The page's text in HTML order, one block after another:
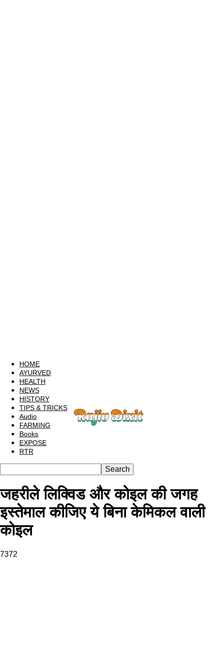
HOME
AYURVED
HEALTH
NEWS
HISTORY
TIPS & TRICKS
Audio
FARMING
Books
EXPOSE
RTR
जहरीले लिक्विड और कोइल की जगह
इस्तेमाल कीजिए ये बिना केमिकल वाली
कोइल
7372